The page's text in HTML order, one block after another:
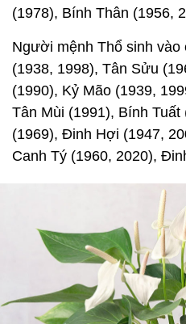
(1978), Bính Thân (1956,
Người mệnh Thổ sinh vào
(1938, 1998), Tân Sửu
(1990), Kỷ Mão (1939,
Tân Mùi (1991), Bính Tuất
(1969), Đinh Hợi (1947,
Canh Tý (1960, 2020),